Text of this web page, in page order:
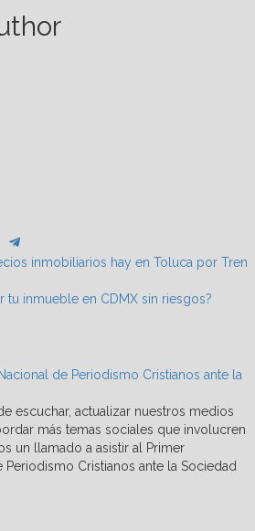
Share
WhatsApp
oninmobiliarios hay en Toluca por Tren
tu inmueble en CDMX sin riesgos?
de Periodismo Cristianos ante la